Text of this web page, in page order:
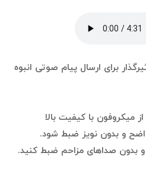
برای ارسال پیام صوتی انبوه
میکروفون با کیفیت بالا
و بدون نویز ضبط شود.
بدون صداهای مزاحم ضبط کنید.